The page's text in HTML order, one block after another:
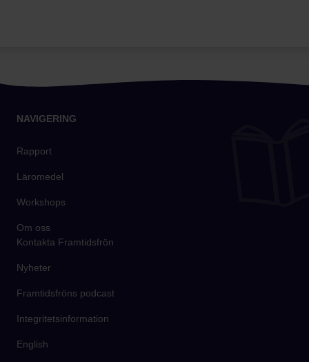
NAVIGERING
Rapport
Läromedel
Workshops
Om oss
Kontakta Framtidsfrön
Nyheter
Framtidsfröns podcast
Integritetsinformation
English